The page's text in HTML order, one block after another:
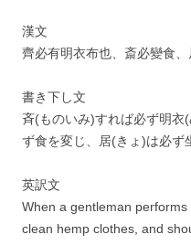
漢文
齊必有明衣布也、斎必變食、
書き下し文
斉(ものいみ)すれば必ず明
ず食を変じ、居(きょ)は必ず
英訳文
When a gentleman
clean hemp clothes, and